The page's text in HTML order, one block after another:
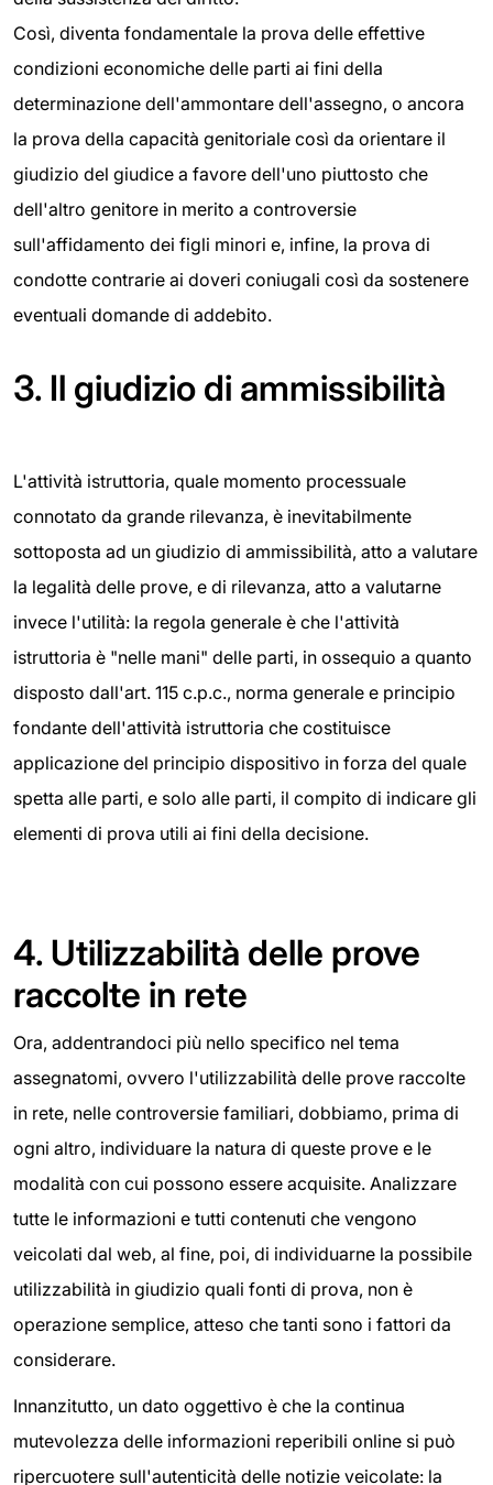
Così, diventa fondamentale la prova delle effettive
condizioni economiche delle parti ai fini della
determinazione dell'ammontare dell'assegno, o ancora
la prova della capacità genitoriale così da orientare il
giudizio del giudice a favore dell'uno piuttosto che
dell'altro genitore in merito a controversie
sull'affidamento dei figli minori e, infine, la prova di
condotte contrarie ai doveri coniugali così da sostenere
eventuali domande di addebito.
3. Il giudizio di ammissibilità
L'attività istruttoria, quale momento processuale
connotato da grande rilevanza, è inevitabilmente
sottoposta ad un giudizio di ammissibilità, atto a valutare
la legalità delle prove, e di rilevanza, atto a valutarne
invece l'utilità: la regola generale è che l'attività
istruttoria è "nelle mani" delle parti, in ossequio a quanto
disposto dall'art. 115 c.p.c., norma generale e principio
fondante dell'attività istruttoria che costituisce
applicazione del principio dispositivo in forza del quale
spetta alle parti, e solo alle parti, il compito di indicare gli
elementi di prova utili ai fini della decisione.
4. Utilizzabilità delle prove
raccolte in rete
Ora, addentrandoci più nello specifico nel tema
assegnatomi, ovvero l'utilizzabilità delle prove raccolte
in rete, nelle controversie familiari, dobbiamo, prima di
ogni altro, individuare la natura di queste prove e le
modalità con cui possono essere acquisite. Analizzare
tutte le informazioni e tutti contenuti che vengono
veicolati dal web, al fine, poi, di individuarne la possibile
utilizzabilità in giudizio quali fonti di prova, non è
operazione semplice, atteso che tanti sono i fattori da
considerare.
Innanzitutto, un dato oggettivo è che la continua
mutevolezza delle informazioni reperibili online si può
ripercuotere sull'autenticità delle notizie veicolate: la